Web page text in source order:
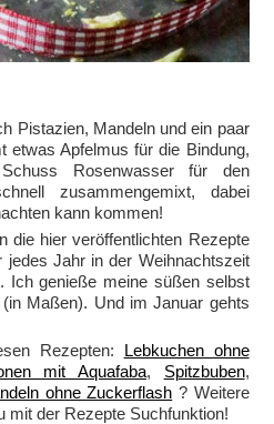
Pistazien, Mandeln und ein paar
etwas Apfelmus für die Bindung,
Rosenwasser für den
zusammengemixt, dabei
kann kommen!
die hier veröffentlichten Rezepte
Jahr in der Weihnachtszeit
Ich genieße meine süßen selbst
Maßen). Und im Januar gehts
Rezepten: Lebkuchen ohne
mit Aquafaba, Spitzbuben,
ohne Zuckerflash ? Weitere
mit der Rezepte Suchfunktion!